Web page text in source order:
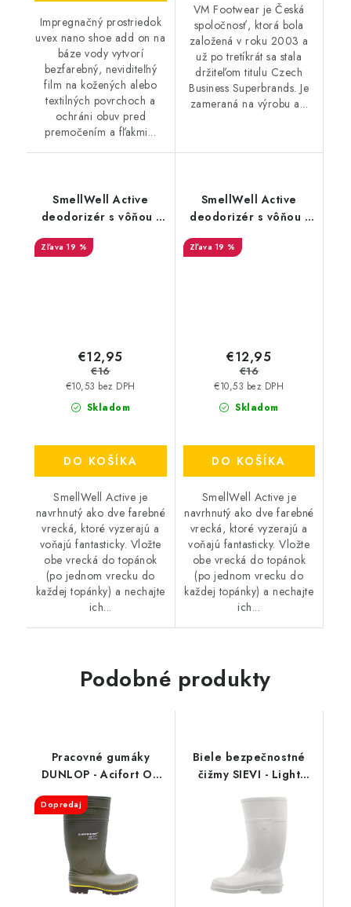
Impregnačný prostriedok
uvex nano shoe add on na
báze vody vytvorí
bezfarebný, neviditeľný
film na kožených alebo
textilných povrchoch a
ochráni obuv pred
premočením a fľakmi...
VM Footwear je Česká
spoločnosť, ktorá bola
založená v roku 2003 a
už po tretíkrát sa stala
držiteľom titulu Czech
Business Superbrands. Je
zameraná na výrobu a...
SmellWell Active
deodorizér s vôňou -
19 %
Skladom
€10,53 bez DPH
€12,95
€16
DO KOŠÍKA
SmellWell Active je
navrhnutý ako dve farebné
vrecká, ktoré vyzerajú a
voňajú fantasticky. Vložte
obe vrecká do topánok
(po jednom vrecku do
každej topánky) a nechajte
ich...
SmellWell Active
deodorizér s vôňou -
19 %
Skladom
€10,53 bez DPH
€12,95
€16
DO KOŠÍKA
SmellWell Active je
navrhnutý ako dve farebné
vrecká, ktoré vyzerajú a
voňajú fantasticky. Vložte
obe vrecká do topánok
(po jednom vrecku do
každej topánky) a nechajte
ich...
Podobné produkty
Pracovné gumáky
DUNLOP - Acifort O4
B440631.AFHA 18509
Dopredaj
Biele bezpečnostné
čižmy SIEVI - Light